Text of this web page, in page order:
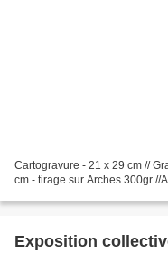
Cartogravure - 21 x 29 cm //
cm - tirage sur Arches 300gr //
Exposition